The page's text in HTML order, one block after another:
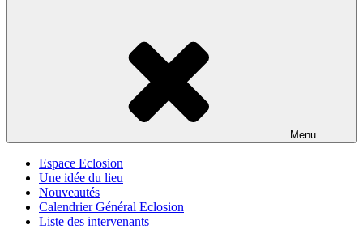
Menu
Espace Eclosion
Une idée du lieu
Nouveautés
Calendrier Général Eclosion
Liste des intervenants